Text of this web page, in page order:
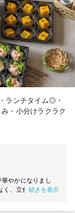
ランチタイム◎・
・小分けラクラク
やかになりまし
く、立食形式でも
続きを表示